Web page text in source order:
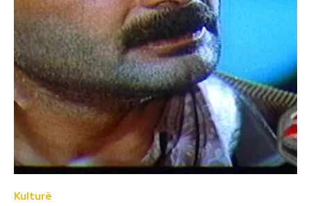
Kulturë